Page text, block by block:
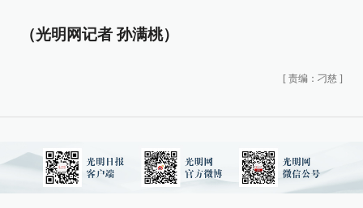
（光明网记者 孙满桃）
[ 责编：刁慈 ]